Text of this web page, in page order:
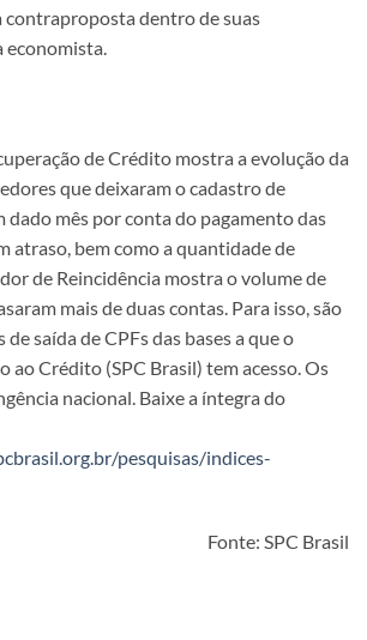
contraproposta dentro de suas
economista.
de Crédito mostra a evolução da
que deixaram o cadastro de
dado mês por conta do pagamento das
atraso, bem como a quantidade de
de Reincidência mostra o volume de
mais de duas contas. Para isso, são
saída de CPFs das bases a que o
ao Crédito (SPC Brasil) tem acesso. Os
nacional. Baixe a íntegra do
pesquisas/indices-
Fonte: SPC Brasil